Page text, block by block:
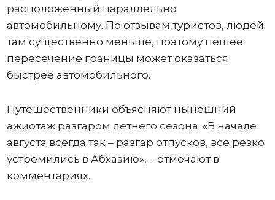
расположенный параллельно
автомобильному. По отзывам туристов, людей
там существенно меньше, поэтому пешее
пересечение границы может оказаться
быстрее автомобильного.
Путешественники объясняют нынешний
ажиотаж разгаром летнего сезона. «В начале
августа всегда так – разгар отпусков, все резко
устремились в Абхазию», – отмечают в
комментариях.